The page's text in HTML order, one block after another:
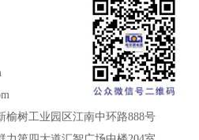
榆树工业园区江南中环路888号